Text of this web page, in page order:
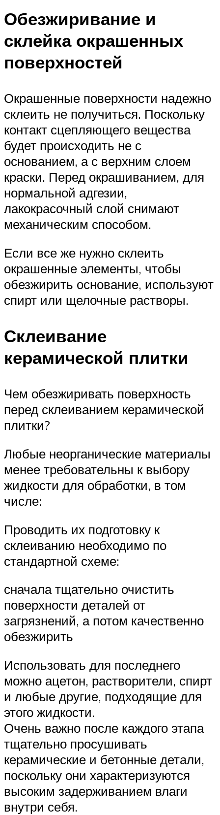
Обезжиривание и
склейка окрашенных
поверхностей
Окрашенные поверхности надежно
склеить не получиться. Поскольку
контакт сцепляющего вещества
будет происходить не с
основанием, а с верхним слоем
краски. Перед окрашиванием, для
нормальной адгезии,
лакокрасочный слой снимают
механическим способом.
Если все же нужно склеить
окрашенные элементы, чтобы
обезжирить основание, используют
спирт или щелочные растворы.
Склеивание
керамической плитки
Чем обезжиривать поверхность
перед склеиванием керамической
плитки?
Любые неорганические материалы
менее требовательны к выбору
жидкости для обработки, в том
числе:
Проводить их подготовку к
склеиванию необходимо по
стандартной схеме:
сначала тщательно очистить
поверхности деталей от
загрязнений, а потом качественно
обезжирить
Использовать для последнего
можно ацетон, растворители, спирт
и любые другие, подходящие для
этого жидкости.
Очень важно после каждого этапа
тщательно просушивать
керамические и бетонные детали,
поскольку они характеризуются
высоким задерживанием влаги
внутри себя.